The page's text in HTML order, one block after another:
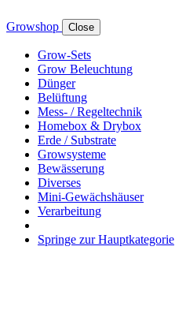
Growshop Close
Grow-Sets
Grow Beleuchtung
Dünger
Belüftung
Mess- / Regeltechnik
Homebox & Drybox
Erde / Substrate
Growsysteme
Bewässerung
Diverses
Mini-Gewächshäuser
Verarbeitung
Springe zur Hauptkategorie